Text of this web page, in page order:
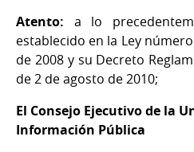
Atento: a lo
establecido en la Ley
de 2008 y su Decreto
de 2 de agosto de 2010;
El Consejo Ejecutivo de la
Información Pública